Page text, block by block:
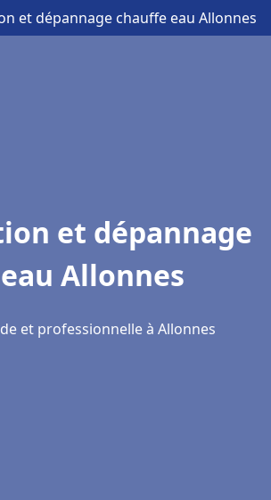
et dépannage chauffe eau Allonnes
et dépannage
Allonnes
et professionnelle à Allonnes